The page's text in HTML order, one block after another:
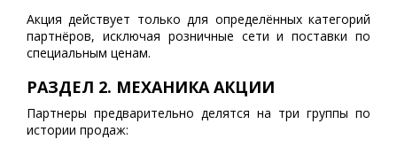
Акция действует только для определённых категорий
партнёров, исключая розничные сети и поставки по
специальным ценам.
РАЗДЕЛ 2. МЕХАНИКА АКЦИИ
Партнеры предварительно делятся на три группы по
истории продаж: